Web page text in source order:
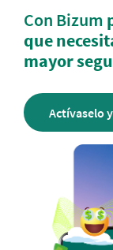
Con Bizum
que
mayor